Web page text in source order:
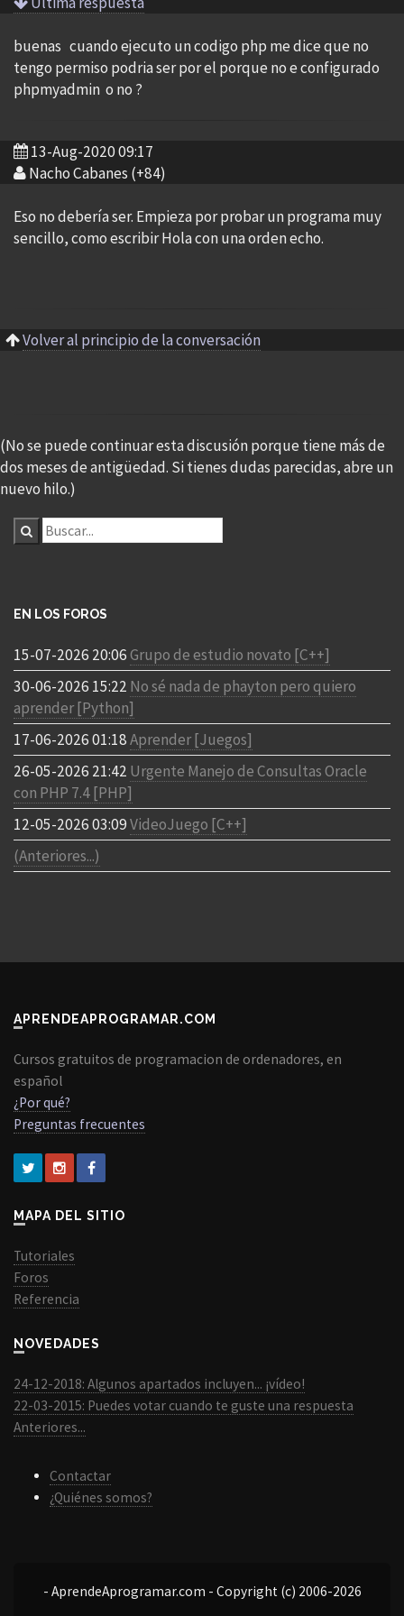
buenas cuando ejecuto un codigo php me dice que no
tengo permiso podria ser por el porque no e configurado
phpmyadmin o no ?
13-Aug-2020 09:17
Nacho Cabanes (+84)
Eso no debería ser. Empieza por probar un programa muy
sencillo, como escribir Hola con una orden echo.
Volver al principio de la conversación
(No se puede continuar esta discusión porque tiene más de
dos meses de antigüedad. Si tienes dudas parecidas, abre un
nuevo hilo.)
EN LOS FOROS
15-07-2026 20:06Grupo de estudio novato [C++]
30-06-2026 15:22 No sé nada de phayton pero quiero
aprender [Python]
17-06-2026 01:18Aprender [Juegos]
26-05-2026 21:42 Urgente Manejo de Consultas Oracle
con PHP 7.4 [PHP]
12-05-2026 03:09VideoJuego [C++]
(Anteriores...)
APRENDEAPROGRAMAR.COM
Cursos gratuitos de programacion de ordenadores, en
español
¿Por qué?
Preguntas frecuentes
MAPA DEL SITIO
Tutoriales
Foros
Referencia
NOVEDADES
24-12-2018: Algunos apartados incluyen... ¡vídeo!
22-03-2015: Puedes votar cuando te guste una respuesta
Anteriores...
Contactar
¿Quiénes somos?
- AprendeAprogramar.com - Copyright (c) 2006-2026